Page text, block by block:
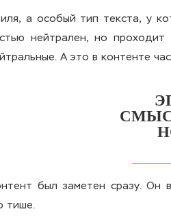
а особый тип текста, у
нейтрален, но
А это в контенте
был заметен сразу. Он
тише.